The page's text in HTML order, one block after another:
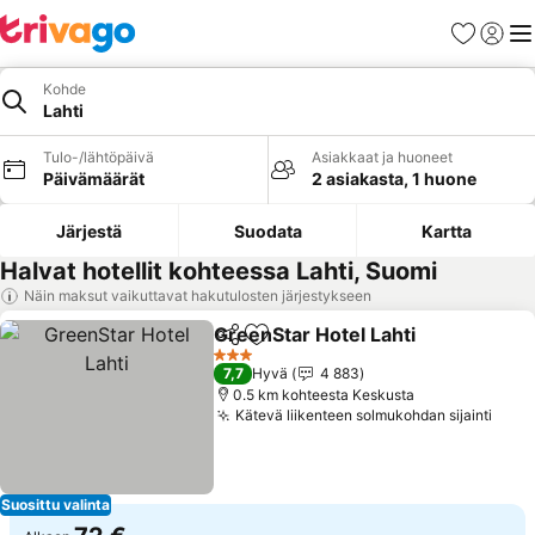
Suosikit
Kohde
Lahti
Tulo-/lähtöpäivä
Päivämäärät
Asiakkaat ja huoneet
2 asiakasta, 1 huone
Järjestä Suodata Kartta
Halvat hotellit kohteessa Lahti, Suomi
Näin maksut vaikuttavat hakutulosten järjestykseen
Suosittu valinta
Jaa Lisää suosikkeihin
GreenStar Hotel Lahti
3 Tähtiluokitus
7,7 Hyvä
4 883
0.5 km kohteesta Keskusta
Kätevä liikenteen solmukohdan sijainti